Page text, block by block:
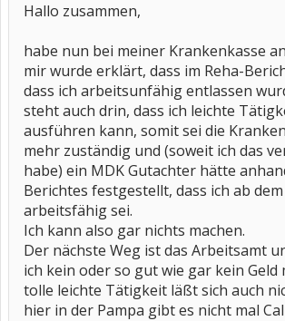
Hallo zusammen,
habe nun bei meiner Krankenkasse
mir wurde erklärt, dass im Reha-
dass ich arbeitsunfähig entlassen
steht auch drin, dass ich leichte
ausführen kann, somit sei die
mehr zuständig und (soweit ich das
habe) ein MDK Gutachter hätte
Berichtes festgestellt, dass ich ab
arbeitsfähig sei.
Ich kann also gar nichts machen.
Der nächste Weg ist das Arbeitsamt
ich kein oder so gut wie gar kein Geld
tolle leichte Tätigkeit läßt sich auch
hier in der Pampa gibt es nicht mal